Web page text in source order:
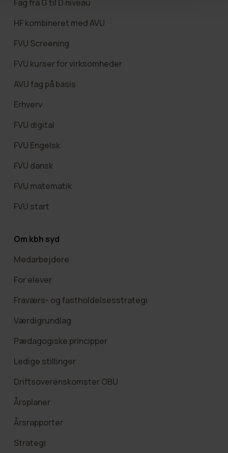
Fag fra G til D niveau
HF kombineret med AVU
FVU Screening
FVU kurser for virksomheder
AVU fag på basis
Erhverv
FVU digital
FVU Engelsk
FVU dansk
FVU matematik
FVU start
Om kbh syd
Medarbejdere
For elever
Fraværs- og fastholdelsesstrategi
Værdigrundlag
Pædagogiske principper
Ledige stillinger
Driftsoverenskomster OBU
Årsplaner
Årsrapporter
Strategi